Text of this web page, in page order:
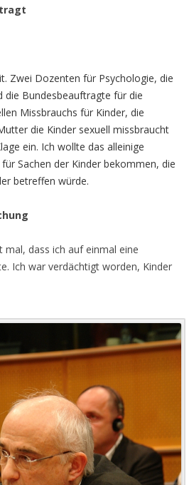
Zwei Dozenten für Psychologie, die
die Bundesbeauftragte für die
Missbrauchs für Kinder, die
die Kinder sexuell missbraucht
ein. Ich wollte das alleinige
Sachen der Kinder bekommen, die
betreffen würde.
mal, dass ich auf einmal eine
Ich war verdächtigt worden, Kinder